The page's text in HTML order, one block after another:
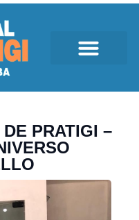
PRATIGI –